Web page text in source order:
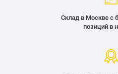
Склад в Москве с
позиций в